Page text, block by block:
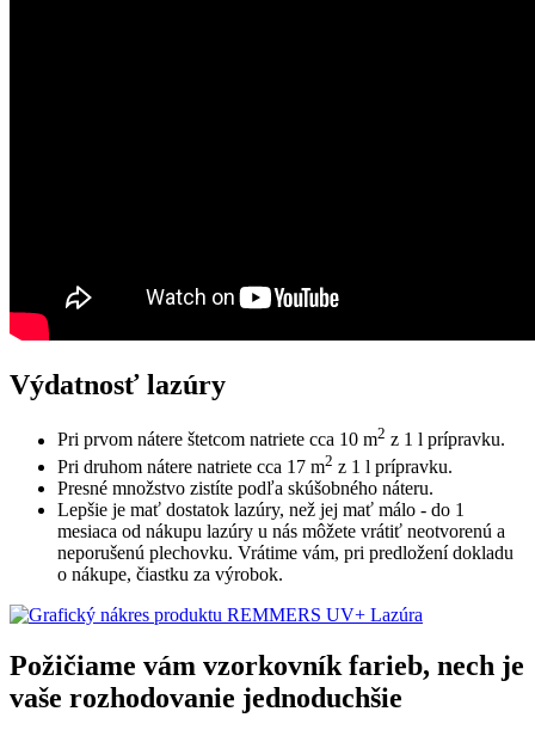
Výdatnosť lazúry
Pri prvom nátere štetcom natriete cca 10 m2 z 1 l prípravku.
Pri druhom nátere natriete cca 17 m2 z 1 l prípravku.
Presné množstvo zistíte podľa skúšobného náteru.
Lepšie je mať dostatok lazúry, než jej mať málo - do 1
mesiaca od nákupu lazúry u nás môžete vrátiť neotvorenú a
neporušenú plechovku. Vrátime vám, pri predložení dokladu
o nákupe, čiastku za výrobok.
Požičiame vám vzorkovník farieb, nech je
vaše rozhodovanie jednoduchšie